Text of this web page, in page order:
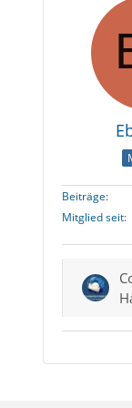
Beiträge
Mitglied seit